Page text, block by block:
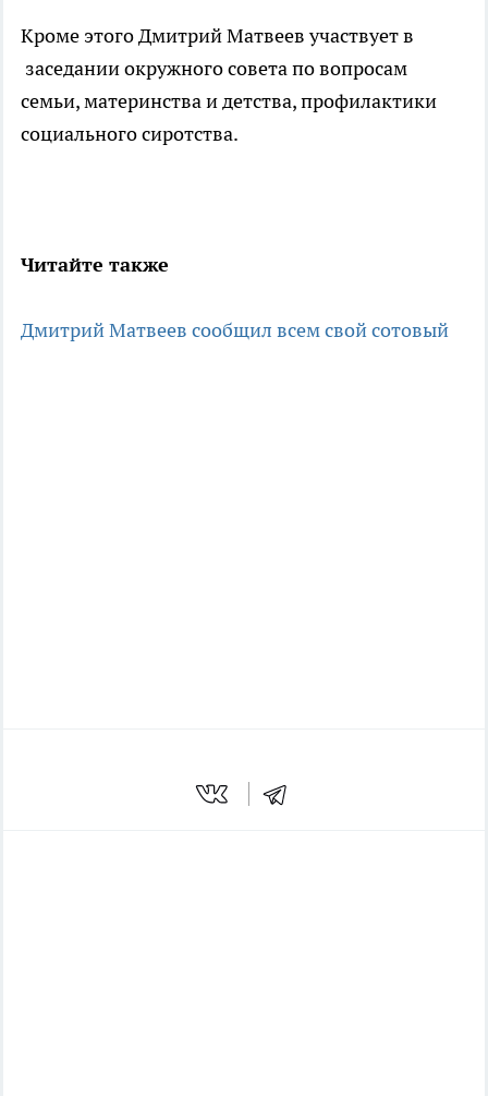
Кроме этого Дмитрий Матвеев участвует в
заседании окружного совета по вопросам
семьи, материнства и детства, профилактики
социального сиротства.
Читайте также
Дмитрий Матвеев сообщил всем свой сотовый